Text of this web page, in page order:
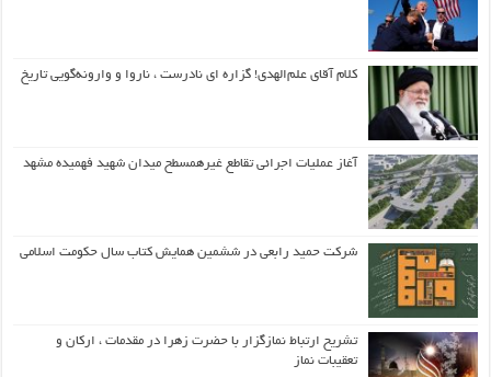
کلام آقای علم‌الهدی! گزاره ای نادرست ، ناروا و وارونه‌گویی تاریخ
آغاز عملیات اجرائی تقاطع غیرهمسطح میدان شهید فهمیده مشهد
شرکت حمید رابعی در ششمین همایش کتاب سال حکومت اسلامی
تشریح ارتباط نمازگزار با حضرت زهرا در مقدمات ، ارکان و
تعقیبات نماز